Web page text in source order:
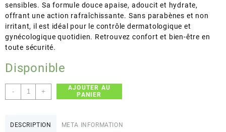
sensibles. Sa formule douce apaise, adoucit et hydrate,
offrant une action rafraîchissante. Sans parabènes et non
irritant, il est idéal pour le contrôle dermatologique et
gynécologique quotidien. Retrouvez confort et bien-être en
toute sécurité.
Disponible
-
quantité
de
+
AJOUTER AU
PANIER
DESCRIPTION META INFORMATION